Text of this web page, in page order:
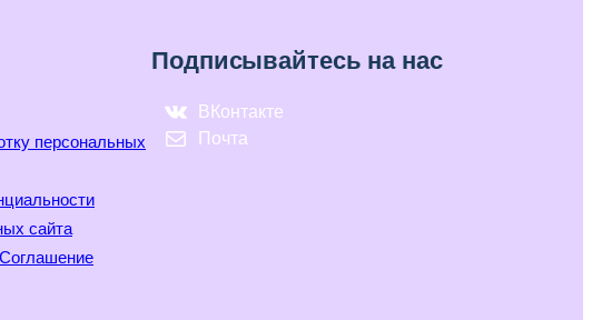
персональных
сайта
Подписывайтесь на нас
ВКонтакте
Почта